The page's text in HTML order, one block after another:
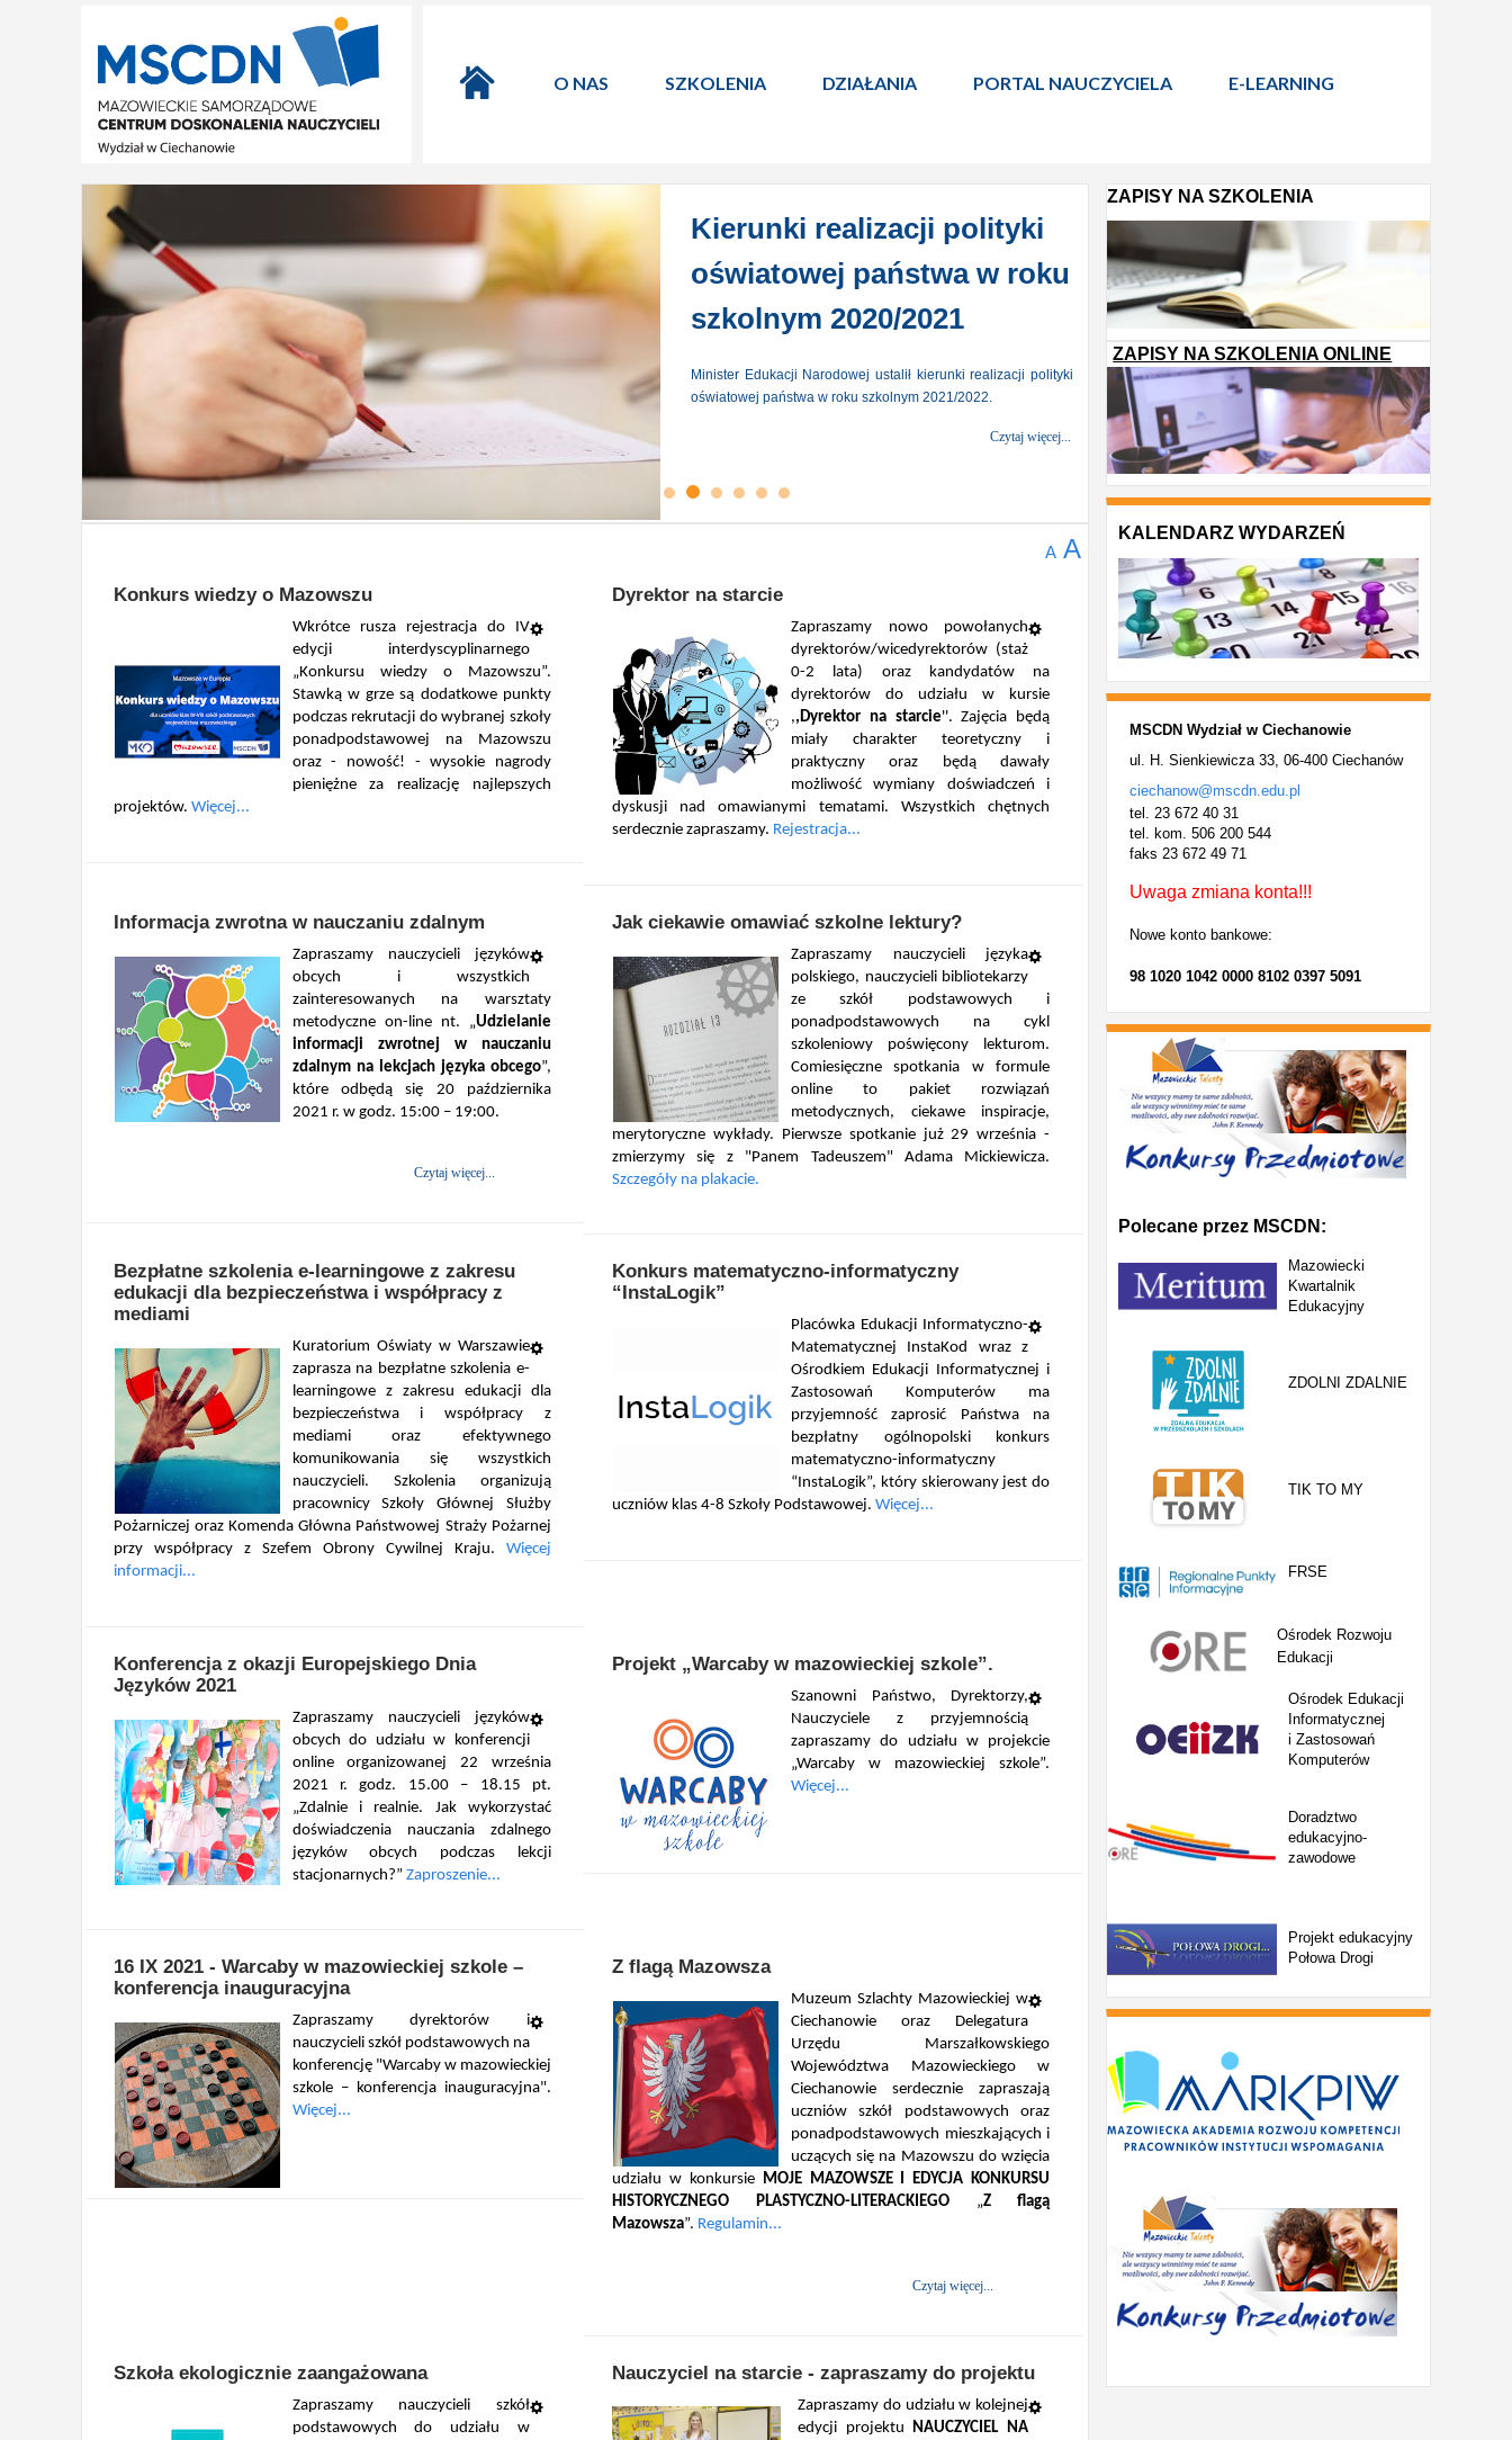
O NAS SZKOLENIA DZIAŁANIA PORTAL NAUCZYCIELA E-LEARNING
Kierunki realizacji polityki
oświatowej państwa w roku
szkolnym 2020/2021
Minister Edukacji Narodowej ustalił kierunki realizacji polityki
oświatowej państwa w roku szkolnym 2021/2022.
Czytaj więcej...
A A
Konkurs wiedzy o Mazowszu
Wkrótce rusza rejestracja do IV
edycji interdyscyplinarnego
„Konkursu wiedzy o Mazowszu”.
Stawką w grze są dodatkowe punkty
podczas rekrutacji do wybranej szkoły
ponadpodstawowej na Mazowszu
oraz - nowość! - wysokie nagrody
pieniężne za realizację najlepszych
projektów. Więcej...
Dyrektor na starcie
Zapraszamy nowo powołanych
dyrektorów/wicedyrektorów (staż
0-2 lata) oraz kandydatów na
dyrektorów do udziału w kursie
,,Dyrektor na starcie''. Zajęcia będą
miały charakter teoretyczny i
praktyczny oraz będą dawały
możliwość wymiany doświadczeń i
dyskusji nad omawianymi tematami. Wszystkich chętnych
serdecznie zapraszamy. Rejestracja...
Informacja zwrotna w nauczaniu zdalnym
Zapraszamy nauczycieli języków
obcych i wszystkich
zainteresowanych na warsztaty
metodyczne on-line nt. „Udzielanie
informacji zwrotnej w nauczaniu
zdalnym na lekcjach języka obcego”,
które odbędą się 20 października
2021 r. w godz. 15:00 – 19:00.
Czytaj więcej...
Jak ciekawie omawiać szkolne lektury?
Zapraszamy nauczycieli języka
polskiego, nauczycieli bibliotekarzy
ze szkół podstawowych i
ponadpodstawowych na cykl
szkoleniowy poświęcony lekturom.
Comiesięczne spotkania w formule
online to pakiet rozwiązań
metodycznych, ciekawe inspiracje,
merytoryczne wykłady. Pierwsze spotkanie już 29 września -
zmierzymy się z "Panem Tadeuszem" Adama Mickiewicza.
Szczegóły na plakacie.
Bezpłatne szkolenia e-learningowe z zakresu
edukacji dla bezpieczeństwa i współpracy z
mediami
Kuratorium Oświaty w Warszawie
zaprasza na bezpłatne szkolenia e-
learningowe z zakresu edukacji dla
bezpieczeństwa i współpracy z
mediami oraz efektywnego
komunikowania się wszystkich
nauczycieli. Szkolenia organizują
pracownicy Szkoły Głównej Służby
Pożarniczej oraz Komenda Główna Państwowej Straży Pożarnej
przy współpracy z Szefem Obrony Cywilnej Kraju. Więcej
informacji...
Konkurs matematyczno-informatyczny
“InstaLogik”
Placówka Edukacji Informatyczno-
Matematycznej InstaKod wraz z
Ośrodkiem Edukacji Informatycznej i
Zastosowań Komputerów ma
przyjemność zaprosić Państwa na
bezpłatny ogólnopolski konkurs
matematyczno-informatyczny
“InstaLogik”, który skierowany jest do
uczniów klas 4-8 Szkoły Podstawowej. Więcej...
Konferencja z okazji Europejskiego Dnia
Języków 2021
Zapraszamy nauczycieli języków
obcych do udziału w konferencji
online organizowanej 22 września
2021 r. godz. 15.00 – 18.15 pt.
„Zdalnie i realnie. Jak wykorzystać
doświadczenia nauczania zdalnego
języków obcych podczas lekcji
stacjonarnych?” Zaproszenie...
Projekt „Warcaby w mazowieckiej szkole”.
Szanowni Państwo, Dyrektorzy,
Nauczyciele z przyjemnością
zapraszamy do udziału w projekcie
„Warcaby w mazowieckiej szkole”.
Więcej...
16 IX 2021 - Warcaby w mazowieckiej szkole –
konferencja inauguracyjna
Zapraszamy dyrektorów i
nauczycieli szkół podstawowych na
konferencję "Warcaby w mazowieckiej
szkole – konferencja inauguracyjna".
Więcej...
Z flagą Mazowsza
Muzeum Szlachty Mazowieckiej w
Ciechanowie oraz Delegatura
Urzędu Marszałkowskiego
Województwa Mazowieckiego w
Ciechanowie serdecznie zapraszają
uczniów szkół podstawowych oraz
ponadpodstawowych mieszkających i
uczących się na Mazowszu do wzięcia
udziału w konkursie MOJE MAZOWSZE I EDYCJA KONKURSU
HISTORYCZNEGO PLASTYCZNO-LITERACKIEGO„Z flagą
Mazowsza”. Regulamin...
Czytaj więcej...
Szkoła ekologicznie zaangażowana
Zapraszamy nauczycieli szkół
podstawowych do udziału w
Nauczyciel na starcie - zapraszamy do projektu
Zapraszamy do udziału w kolejnej
edycji projektu
NAUCZYCIEL NA
ZAPISY NA SZKOLENIA
ZAPISY NA SZKOLENIA ONLINE
KALENDARZ WYDARZEŃ
MSCDNWydział w Ciechanowie
ul. H. Sienkiewicza 33, 06-400 Ciechanów
ciechanow@mscdn.edu.pl
tel. 23 672 40 31
tel. kom. 506 200 544
faks 23 672 49 71
Uwaga zmiana konta!!!
Nowe konto bankowe:
98 1020 1042 0000 8102 0397 5091
Polecane przez MSCDN:
Mazowiecki
Kwartalnik
Edukacyjny
ZDOLNI ZDALNIE
TIK TO MY
FRSE
Ośrodek Rozwoju
Edukacji
Ośrodek Edukacji
Informatycznej
i Zastosowań
Komputerów
Doradztwo
edukacyjno-
zawodowe
Projekt edukacyjny
Połowa Drogi